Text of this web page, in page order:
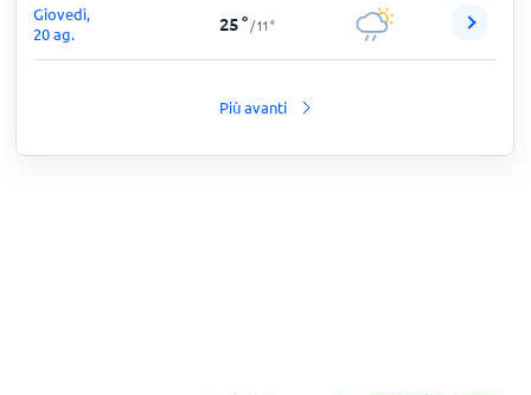
Giovedì,
20 ag.
25° /11°
Più avanti